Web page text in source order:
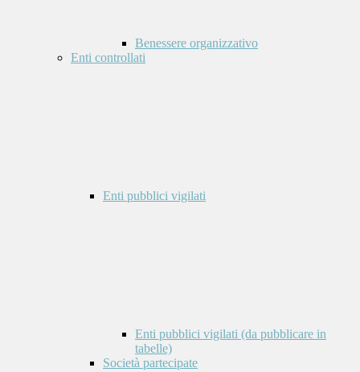
Benessere organizzativo
Enti controllati
Enti pubblici vigilati
Enti pubblici vigilati (da pubblicare in
tabelle)
Società partecipate